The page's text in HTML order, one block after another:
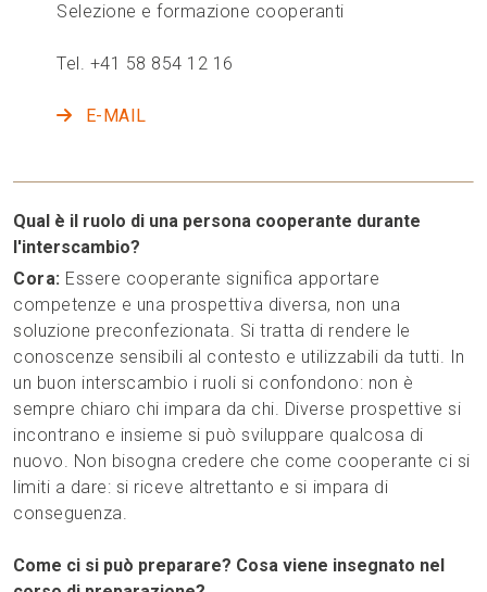
Selezione e formazione cooperanti
Tel. +41 58 854 12 16
E-MAIL
Qual è il ruolo di una persona cooperante durante
l'interscambio?
Cora: Essere cooperante significa apportare
competenze e una prospettiva diversa, non una
soluzione preconfezionata. Si tratta di rendere le
conoscenze sensibili al contesto e utilizzabili da tutti. In
un buon interscambio i ruoli si confondono: non è
sempre chiaro chi impara da chi. Diverse prospettive si
incontrano e insieme si può sviluppare qualcosa di
nuovo. Non bisogna credere che come cooperante ci si
limiti a dare: si riceve altrettanto e si impara di
conseguenza.
Come ci si può preparare? Cosa viene insegnato nel